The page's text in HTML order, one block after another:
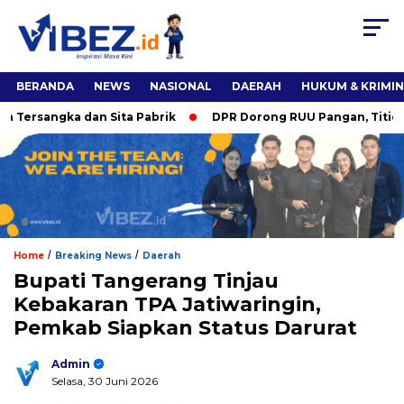
BERANDA NEWS NASIONAL DAERAH HUKUM &
dan Sita Pabrik DPR Dorong RUU Pangan, Titiek
Home / Breaking News / Daerah
Bupati Tangerang Tinjau
Kebakaran TPA Jatiwaringin,
Pemkab Siapkan Status Darurat
Admin
Selasa, 30 Juni 2026